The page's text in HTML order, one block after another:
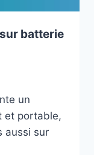
batterie
un
et portable,
aussi sur